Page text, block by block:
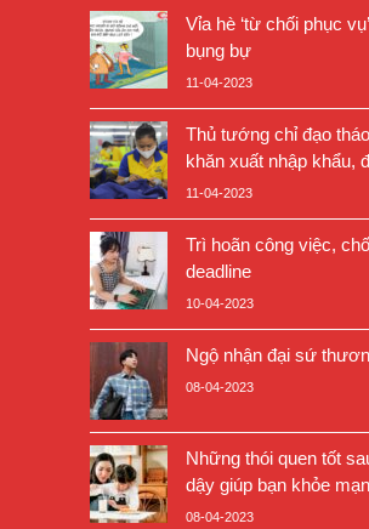
Vỉa hè ‘từ chối phục
bụng bự
11-04-2023
Thủ tướng chỉ đạo
khăn xuất nhập khẩu,
11-04-2023
Trì hoãn công việc,
deadline
10-04-2023
Ngộ nhận đại sứ
08-04-2023
Những thói quen tốt
dậy giúp bạn khỏe
08-04-2023